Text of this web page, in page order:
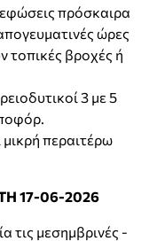
πρόσκαιρα
ώρες
τοπικές βροχές ή
3 με 5
περαιτέρω
17-06-2026
τις μεσημβρινές -